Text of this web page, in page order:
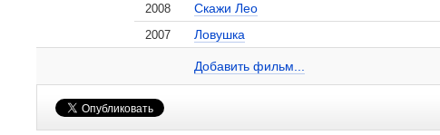
2008
Скажи Лео
2007 Ловушка
Добавить фильм...
Мой парень — ангел Скажи Лео
1 кадр
Анна Старшенбаум на сайте Кино-Театр.ru